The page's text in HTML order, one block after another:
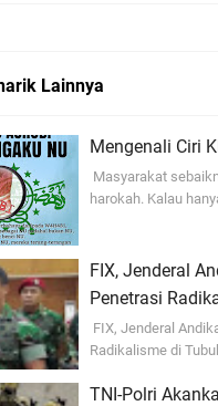
Lainnya
Mengenali Ciri
Masyarakat
harokah. Kalau
FIX, Jenderal
Penetrasi
FIX, Jenderal
Radikalisme di
TNI-Polri